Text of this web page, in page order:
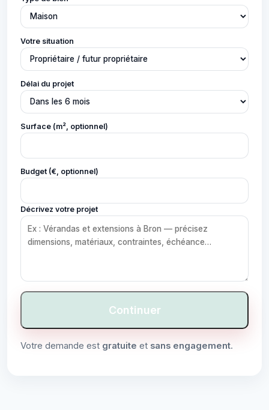
Votre situation
Délai du projet
Surface (m², optionnel)
Budget (€, optionnel)
Décrivez votre projet
Continuer
Votre demande est gratuite et sans engagement.